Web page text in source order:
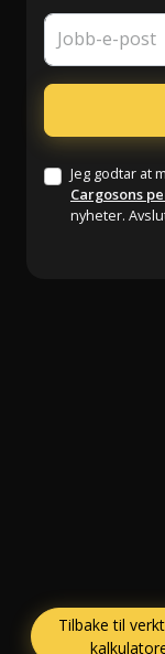
Jobb-e-post
Jeg godtar at
Cargosons
nyheter.
Tilbake til